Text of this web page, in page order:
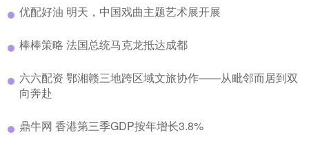
优配好油 明天，中国戏曲主题艺术展开展
棒棒策略 法国总统马克龙抵达成都
六六配资 鄂湘赣三地跨区域文旅协作——从毗邻而居到双
向奔赴
鼎牛网 香港第三季GDP按年增长3.8%